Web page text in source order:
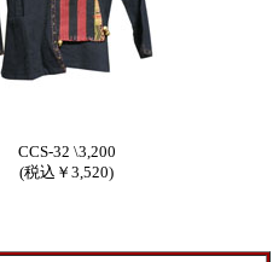
CCS-32 \3,200
(税込￥3,520)